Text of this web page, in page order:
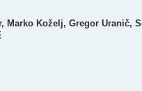
Marko Koželj, Gregor Uranič,